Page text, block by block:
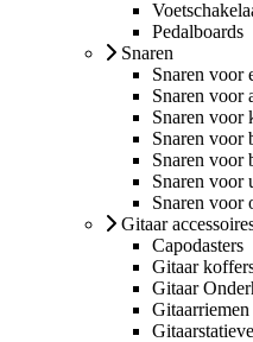
Pedalboards
Snaren
Snaren voor
Snaren voor
Snaren voor
Snaren voor
Snaren voor
Snaren voor
Snaren voor
Gitaar
Capodasters
Gitaar
Gitaar
Gitaarriemen